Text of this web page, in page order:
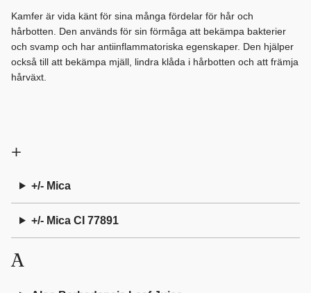
Kamfer är vida känt för sina många fördelar för hår och
hårbotten. Den används för sin förmåga att bekämpa bakterier
och svamp och har antiinflammatoriska egenskaper. Den hjälper
också till att bekämpa mjäll, lindra klåda i hårbotten och att främja
hårväxt.
+
+/- Mica
+/- Mica CI 77891
A